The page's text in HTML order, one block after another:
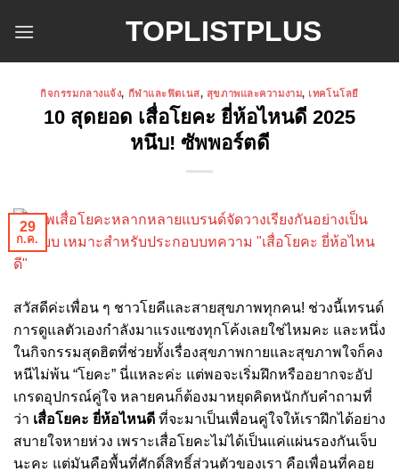
TOPLISTPLUS
กิจกรรมกลางแจ้ง, กีฬาและฟิตเนส, สุขภาพและความงาม, เทคโนโลยี
10 สุดยอด เสื่อโยคะ ยี่ห้อไหนดี 2025
หนึบ! ซัพพอร์ตดี
29
ก.ค.
สวัสดีค่ะเพื่อน ๆ ชาวโยคีและสายสุขภาพทุกคน! ช่วงนี้เทรนด์
การดูแลตัวเองกำลังมาแรงแซงทุกโค้งเลยใช่ไหมคะ และหนึ่ง
ในกิจกรรมสุดฮิตที่ช่วยทั้งเรื่องสุขภาพกายและสุขภาพใจก็คง
หนีไม่พ้น “โยคะ” นี่แหละค่ะ แต่พอจะเริ่มฝึกหรืออยากจะอัป
เกรดอุปกรณ์คู่ใจ หลายคนก็ต้องมาหยุดคิดหนักกับคำถามที่
ว่า เสื่อโยคะ ยี่ห้อไหนดี ที่จะมาเป็นเพื่อนคู่ใจให้เราฝึกได้อย่าง
สบายใจหายห่วง เพราะเสื่อโยคะไม่ได้เป็นแค่แผ่นรองกันเจ็บ
นะคะ แต่มันคือพื้นที่ศักดิ์สิทธิ์ส่วนตัวของเรา คือเพื่อนที่คอย